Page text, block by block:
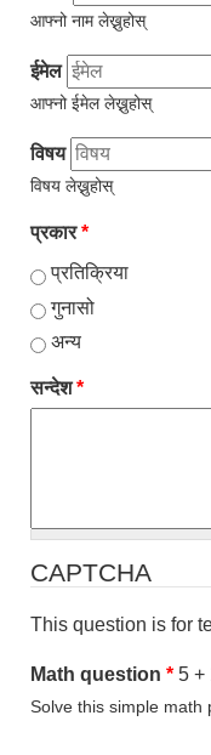
आफ्नो नाम लेख्नुहोस्
ईमेल
आफ्नो ईमेल लेख्नुहोस्
विषय
विषय लेख्नुहोस्
प्रकार*
प्रतिक्रिया
गुनासो
अन्य
सन्देश*
CAPTCHA
This question is for
Math question * 5 +
Solve this simple math